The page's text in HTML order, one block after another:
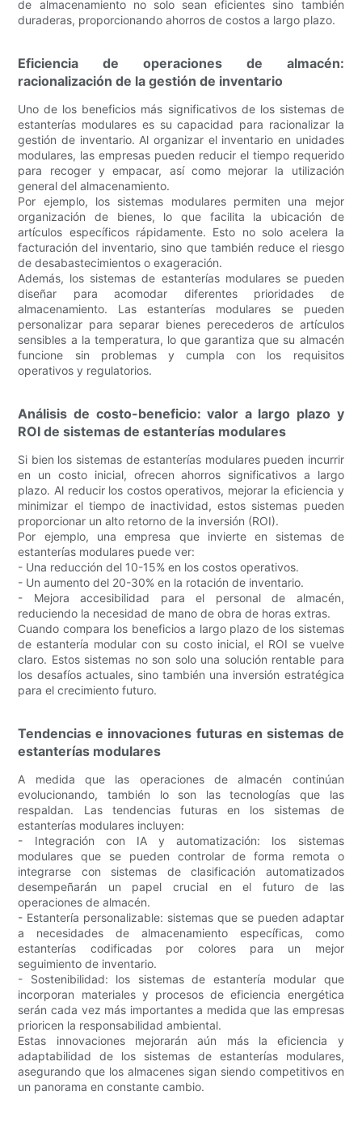
de almacenamiento no solo sean eficientes sino también
duraderas, proporcionando ahorros de costos a largo plazo.
Eficiencia de operaciones de almacén:
racionalización de la gestión de inventario
Uno de los beneficios más significativos de los sistemas de
estanterías modulares es su capacidad para racionalizar la
gestión de inventario. Al organizar el inventario en unidades
modulares, las empresas pueden reducir el tiempo requerido
para recoger y empacar, así como mejorar la utilización
general del almacenamiento.
Por ejemplo, los sistemas modulares permiten una mejor
organización de bienes, lo que facilita la ubicación de
artículos específicos rápidamente. Esto no solo acelera la
facturación del inventario, sino que también reduce el riesgo
de desabastecimientos o exageración.
Además, los sistemas de estanterías modulares se pueden
diseñar para acomodar diferentes prioridades de
almacenamiento. Las estanterías modulares se pueden
personalizar para separar bienes perecederos de artículos
sensibles a la temperatura, lo que garantiza que su almacén
funcione sin problemas y cumpla con los requisitos
operativos y regulatorios.
Análisis de costo-beneficio: valor a largo plazo y
ROI de sistemas de estanterías modulares
Si bien los sistemas de estanterías modulares pueden incurrir
en un costo inicial, ofrecen ahorros significativos a largo
plazo. Al reducir los costos operativos, mejorar la eficiencia y
minimizar el tiempo de inactividad, estos sistemas pueden
proporcionar un alto retorno de la inversión (ROI).
Por ejemplo, una empresa que invierte en sistemas de
estanterías modulares puede ver:
- Una reducción del 10-15% en los costos operativos.
- Un aumento del 20-30% en la rotación de inventario.
- Mejora accesibilidad para el personal de almacén,
reduciendo la necesidad de mano de obra de horas extras.
Cuando compara los beneficios a largo plazo de los sistemas
de estantería modular con su costo inicial, el ROI se vuelve
claro. Estos sistemas no son solo una solución rentable para
los desafíos actuales, sino también una inversión estratégica
para el crecimiento futuro.
Tendencias e innovaciones futuras en sistemas de
estanterías modulares
A medida que las operaciones de almacén continúan
evolucionando, también lo son las tecnologías que las
respaldan. Las tendencias futuras en los sistemas de
estanterías modulares incluyen:
- Integración con IA y automatización: los sistemas
modulares que se pueden controlar de forma remota o
integrarse con sistemas de clasificación automatizados
desempeñarán un papel crucial en el futuro de las
operaciones de almacén.
- Estantería personalizable: sistemas que se pueden adaptar
a necesidades de almacenamiento específicas, como
estanterías codificadas por colores para un mejor
seguimiento de inventario.
- Sostenibilidad: los sistemas de estantería modular que
incorporan materiales y procesos de eficiencia energética
serán cada vez más importantes a medida que las empresas
prioricen la responsabilidad ambiental.
Estas innovaciones mejorarán aún más la eficiencia y
adaptabilidad de los sistemas de estanterías modulares,
asegurando que los almacenes sigan siendo competitivos en
un panorama en constante cambio.